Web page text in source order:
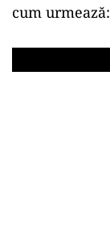
cum urmează: